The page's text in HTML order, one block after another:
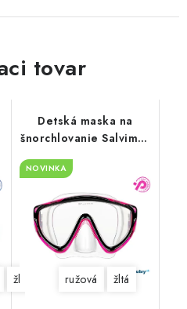
tovar
žltá
Detská maska na
šnorchlovanie Salvimar
NOVINKA
ružová žltá